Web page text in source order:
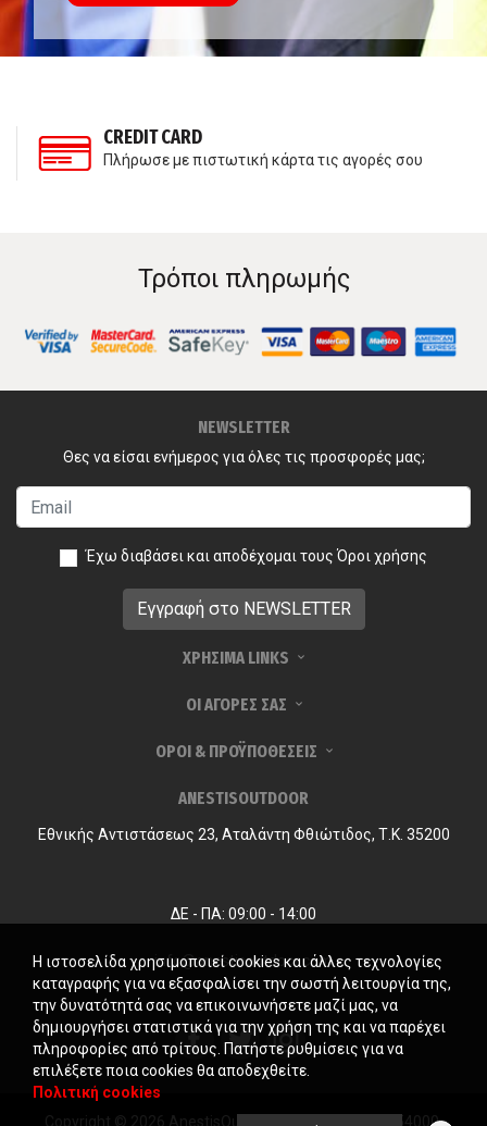
CREDIT CARD
Πλήρωσε με πιστωτική κάρτα τις αγορές σου
Τρόποι πληρωμής
NEWSLETTER
Θες να είσαι ενήμερος για όλες τις προσφορές μας;
Έχω διαβάσει και αποδέχομαι τους Όροι χρήσης
ΧΡΗΣΙΜΑ LINKS
ΟΙ ΑΓΟΡΕΣ ΣΑΣ
ΟΡΟΙ & ΠΡΟΫΠΟΘΕΣΕΙΣ
ANESTISOUTDOOR
Εθνικής Αντιστάσεως 23, Αταλάντη Φθιώτιδος, Τ.Κ. 35200
ΔΕ - ΠΑ: 09:00 - 14:00
info@anestisoutdoor.com
Copyright © 2026 AnestisOutdoor. Γ.Ε.ΜΗ. 124231954000.
Η ιστοσελίδα χρησιμοποιεί cookies και άλλες τεχνολογίες
καταγραφής για να εξασφαλίσει την σωστή λειτουργία της,
την δυνατότητά σας να επικοινωνήσετε μαζί μας, να
δημιουργήσει στατιστικά για την χρήση της και να παρέχει
πληροφορίες από τρίτους. Πατήστε ρυθμίσεις για να
επιλέξετε ποια cookies θα αποδεχθείτε.
Πολιτική cookies